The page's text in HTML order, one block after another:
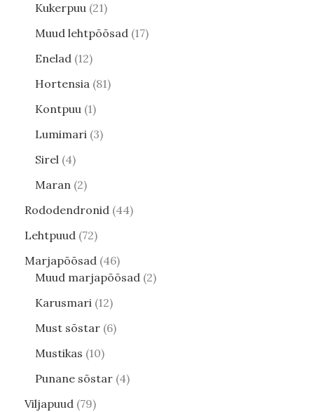
Kukerpuu 21
Muud lehtpõõsad 17
Enelad 12
Hortensia 81
Kontpuu 1
Lumimari 3
Sirel 4
Maran 2
Rododendronid 44
Lehtpuud 72
Marjapõõsad 46
Muud marjapõõsad 2
Karusmari 12
Must sõstar 6
Mustikas 10
Punane sõstar 4
Viljapuud 79